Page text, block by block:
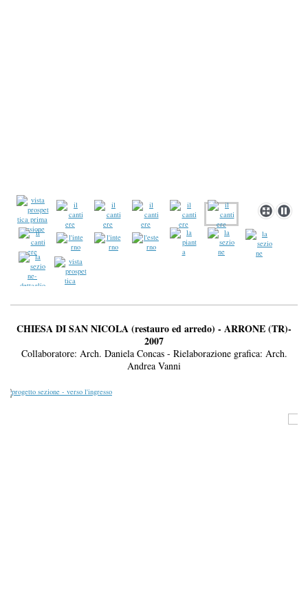
CHIESA DI SAN NICOLA (restauro ed arredo) - ARRONE (TR)-
2007
Collaboratore: Arch. Daniela Concas - Rielaborazione grafica: Arch.
Andrea Vanni